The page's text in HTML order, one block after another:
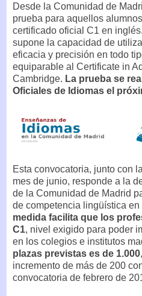
Desde la Comunidad de
prueba para aquellos
certificado oficial C1 en
supone la capacidad de
eficacia y precisión en todo
equiparable al Certificate in
Cambridge. La prueba se
Oficiales de Idiomas el
Esta convocatoria, junto con
mes de junio, responde a la
de la Comunidad de Madrid
de competencia lingüística
medida facilita que los
C1, nivel exigido para poder
en los colegios e institutos
plazas previstas es de 1.000
incremento de más de 200
convocatoria de febrero de